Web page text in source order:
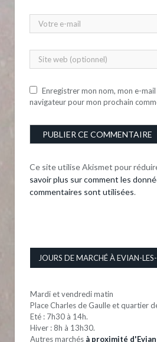
Enregistrer mon nom, mon e-
navigateur pour mon prochain
Ce site utilise Akismet pour
savoir plus sur comment les
commentaires sont utilisées.
JOURS DE MARCHÉ À EVIAN-
Mardi et vendredi matin
Place Charles de Gaulle et quartier
Eté : 7h30 à 14h.
Hiver : 8h à 13h30.
Autres marchés à proximité